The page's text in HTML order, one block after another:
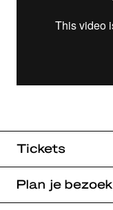
Tickets
Plan je bezoek